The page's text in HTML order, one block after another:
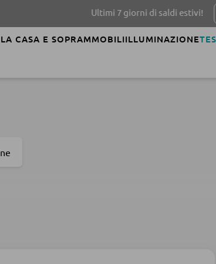
Ultimi 7 giorni di saldi estivi! SCOPRI
CASA E SOPRAMMOBILIILLUMINAZIONE